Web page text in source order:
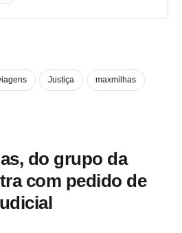
Justiça maxmilhas
do grupo da
com pedido de